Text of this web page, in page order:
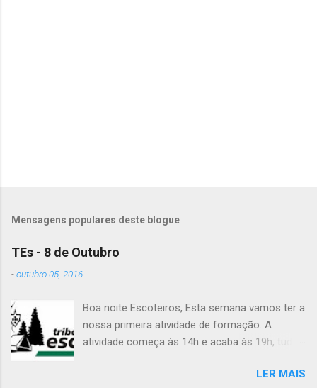
Mensagens populares deste blogue
TEs - 8 de Outubro
-outubro 05, 2016
Boa noite Escoteiros, Esta semana vamos ter a
nossa primeira atividade de formação. A
atividade começa às 14h e acaba às 19h, tudo
lanche (não pode ser dinheiro!), água, papel e
LER MAIS